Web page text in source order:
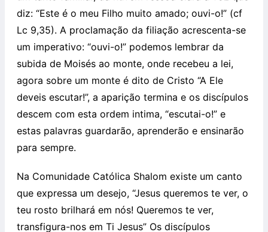
diz: “Este é o meu Filho muito amado; ouvi-o!” (cf
Lc 9,35). A proclamação da filiação acrescenta-se
um imperativo: “ouvi-o!” podemos lembrar da
subida de Moisés ao monte, onde recebeu a lei,
agora sobre um monte é dito de Cristo “A Ele
deveis escutar!”, a aparição termina e os discípulos
descem com esta ordem intima, “escutai-o!” e
estas palavras guardarão, aprenderão e ensinarão
para sempre.
Na Comunidade Católica Shalom existe um canto
que expressa um desejo, “Jesus queremos te ver, o
teu rosto brilhará em nós! Queremos te ver,
transfigura-nos em Ti Jesus” Os discípulos